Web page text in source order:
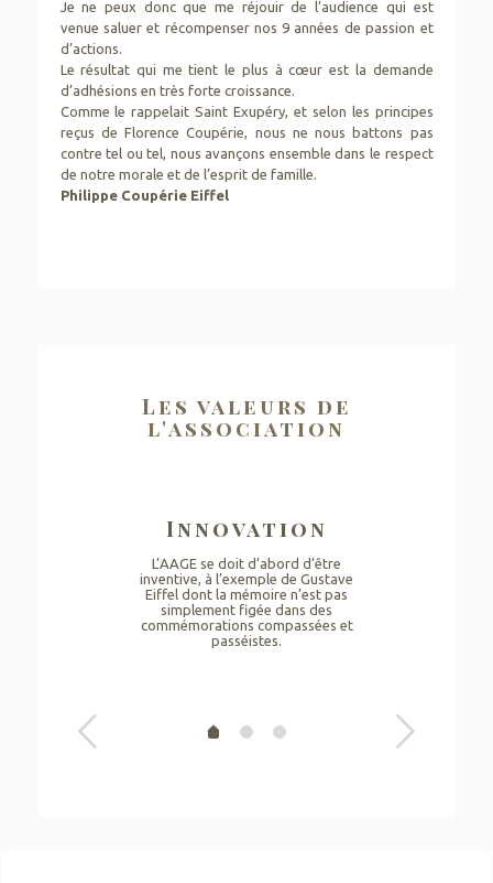
Je ne peux donc que me réjouir de l’audience qui est
venue saluer et récompenser nos 9 années de passion et
d’actions.
Le résultat qui me tient le plus à cœur est la demande
d’adhésions en très forte croissance.
Comme le rappelait Saint Exupéry, et selon les principes
reçus de Florence Coupérie, nous ne nous battons pas
contre tel ou tel, nous avançons ensemble dans le respect
de notre morale et de l’esprit de famille.
Philippe Coupérie Eiffel
Les valeurs de
l'association
Innovation
L’AAGE se doit d’abord d’être
inventive, à l’exemple de Gustave
Eiffel dont la mémoire n’est pas
simplement figée dans des
commémorations compassées et
passéistes.